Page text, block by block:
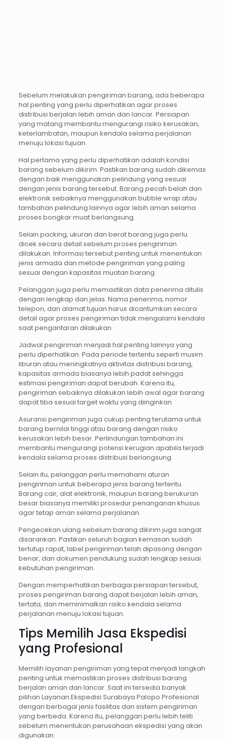
Sebelum melakukan pengiriman barang, ada beberapa
hal penting yang perlu diperhatikan agar proses
distribusi berjalan lebih aman dan lancar. Persiapan
yang matang membantu mengurangi risiko kerusakan,
keterlambatan, maupun kendala selama perjalanan
menuju lokasi tujuan.
Hal pertama yang perlu diperhatikan adalah kondisi
barang sebelum dikirim. Pastikan barang sudah dikemas
dengan baik menggunakan pelindung yang sesuai
dengan jenis barang tersebut. Barang pecah belah dan
elektronik sebaiknya menggunakan bubble wrap atau
tambahan pelindung lainnya agar lebih aman selama
proses bongkar muat berlangsung.
Selain packing, ukuran dan berat barang juga perlu
dicek secara detail sebelum proses pengiriman
dilakukan. Informasi tersebut penting untuk menentukan
jenis armada dan metode pengiriman yang paling
sesuai dengan kapasitas muatan barang.
Pelanggan juga perlu memastikan data penerima ditulis
dengan lengkap dan jelas. Nama penerima, nomor
telepon, dan alamat tujuan harus dicantumkan secara
detail agar proses pengiriman tidak mengalami kendala
saat pengantaran dilakukan.
Jadwal pengiriman menjadi hal penting lainnya yang
perlu diperhatikan. Pada periode tertentu seperti musim
liburan atau meningkatnya aktivitas distribusi barang,
kapasitas armada biasanya lebih padat sehingga
estimasi pengiriman dapat berubah. Karena itu,
pengiriman sebaiknya dilakukan lebih awal agar barang
dapat tiba sesuai target waktu yang diinginkan.
Asuransi pengiriman juga cukup penting terutama untuk
barang bernilai tinggi atau barang dengan risiko
kerusakan lebih besar. Perlindungan tambahan ini
membantu mengurangi potensi kerugian apabila terjadi
kendala selama proses distribusi berlangsung.
Selain itu, pelanggan perlu memahami aturan
pengiriman untuk beberapa jenis barang tertentu.
Barang cair, alat elektronik, maupun barang berukuran
besar biasanya memiliki prosedur penanganan khusus
agar tetap aman selama perjalanan.
Pengecekan ulang sebelum barang dikirim juga sangat
disarankan. Pastikan seluruh bagian kemasan sudah
tertutup rapat, label pengiriman telah dipasang dengan
benar, dan dokumen pendukung sudah lengkap sesuai
kebutuhan pengiriman.
Dengan memperhatikan berbagai persiapan tersebut,
proses pengiriman barang dapat berjalan lebih aman,
tertata, dan meminimalkan risiko kendala selama
perjalanan menuju lokasi tujuan.
Tips Memilih Jasa Ekspedisi
yang Profesional
Memilih layanan pengiriman yang tepat menjadi langkah
penting untuk memastikan proses distribusi barang
berjalan aman dan lancar. Saat ini tersedia banyak
pilihan Layanan Ekspedisi Surabaya Palopo Profesional
dengan berbagai jenis fasilitas dan sistem pengiriman
yang berbeda. Karena itu, pelanggan perlu lebih teliti
sebelum menentukan perusahaan ekspedisi yang akan
digunakan.